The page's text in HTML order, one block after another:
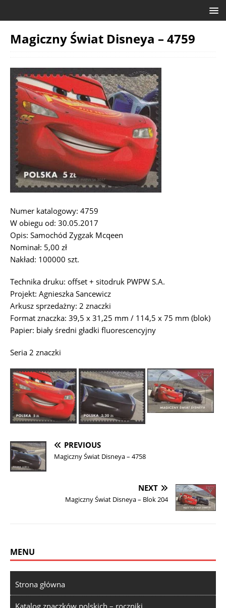
Magiczny Świat Disneya – 4759
Numer katalogowy: 4759
W obiegu od: 30.05.2017
Opis: Samochód Zygzak Mcqeen
Nominał: 5,00 zł
Nakład: 100000 szt.
Technika druku: offset + sitodruk PWPW S.A.
Projekt: Agnieszka Sancewicz
Arkusz sprzedażny: 2 znaczki
Format znaczka: 39,5 x 31,25 mm / 114,5 x 75 mm (blok)
Papier: biały średni gładki fluorescencyjny
Seria 2 znaczki
PREVIOUS
Magiczny Świat Disneya – 4758
NEXT
Magiczny Świat Disneya – Blok 204
MENU
Strona główna